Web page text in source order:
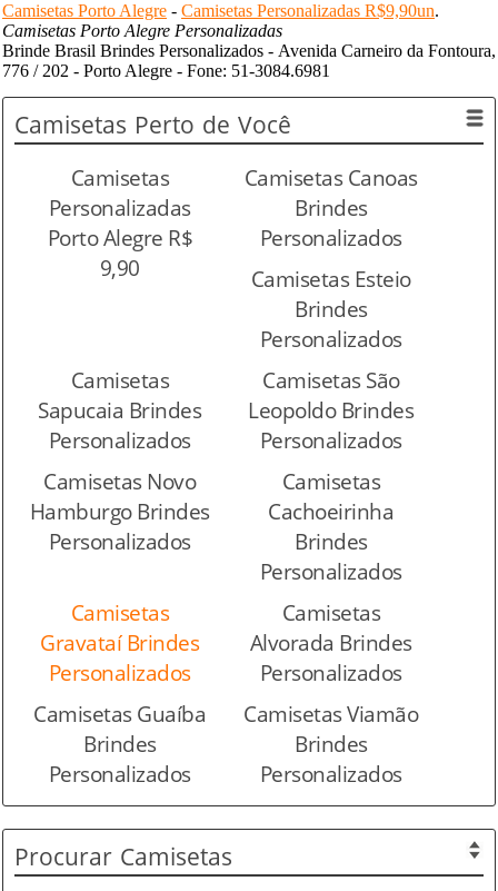
Camisetas Porto Alegre - Camisetas Personalizadas R$9,90un.
Camisetas Porto Alegre Personalizadas
Brinde Brasil Brindes Personalizados - Avenida Carneiro da Fontoura,
776 / 202 - Porto Alegre - Fone: 51-3084.6981
Camisetas Perto de Você
Camisetas
Personalizadas
Porto Alegre R$
9,90
Camisetas Canoas
Brindes
Personalizados
Camisetas Esteio
Brindes
Personalizados
Camisetas
Sapucaia Brindes
Personalizados
Camisetas São
Leopoldo Brindes
Personalizados
Camisetas Novo
Hamburgo Brindes
Personalizados
Camisetas
Cachoeirinha
Brindes
Personalizados
Camisetas
Gravataí Brindes
Personalizados
Camisetas
Alvorada Brindes
Personalizados
Camisetas Guaíba
Brindes
Personalizados
Camisetas Viamão
Brindes
Personalizados
Procurar Camisetas